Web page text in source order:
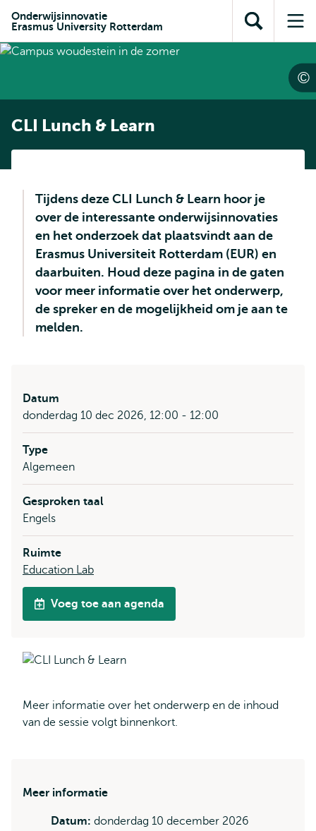
inhoud
Direct naar
subnavigatie
Onderwijsinnovatie
Erasmus University Rotterdam
Toon
zoekveld
CLI Lunch & Learn
Tijdens deze CLI Lunch & Learn hoor je
over de interessante onderwijsinnovaties
en het onderzoek dat plaatsvindt aan de
Erasmus Universiteit Rotterdam (EUR) en
daarbuiten. Houd deze pagina in de gaten
voor meer informatie over het onderwerp,
de spreker en de mogelijkheid om je aan te
melden.
Datum
donderdag 10 dec 2026, 12:00 - 12:00
Type
Algemeen
Gesproken taal
Engels
Ruimte
Education Lab
Voeg toe aan agenda
Meer informatie over het onderwerp en de inhoud
van de sessie volgt binnenkort.
Meer informatie
Datum: donderdag 10 december 2026